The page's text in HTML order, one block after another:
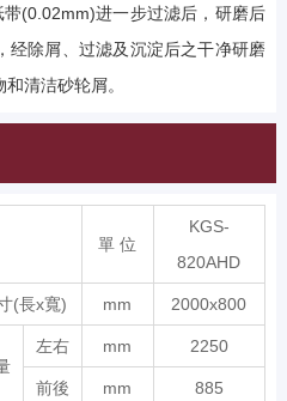
(0.02mm)进一步过滤后，研磨后
经除屑、过滤及沉淀后之干净研磨
清洁砂轮屑。
單 位
KGS-
820AHD
(長x寬) mm 2000x800
左右 mm 2250
前後 mm 885